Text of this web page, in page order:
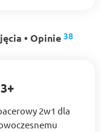
• Opinie 38
2w1 dla